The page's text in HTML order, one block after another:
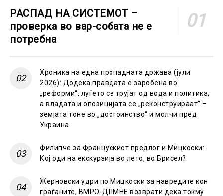
РАСПАД НА СИСТЕМОТ –
проверка во вар-собата не е
потребна
Хроника на една пропадната држава (јули
2026): Додека правдата е заробена во
„реформи“, луѓето се трујат од вода и политика,
а владата и опозицијата се „реконструираат“ –
земјата тоне во „достоинство“ и молчи пред
Украина
Филипче за Францускиот предлог и Мицкоски:
Кој оди на екскурзија во лето, во Брисел?
Жерновски удри по Мицкоски за навредите кон
граѓаните, ВМРО-ДПМНЕ возврати дека токму